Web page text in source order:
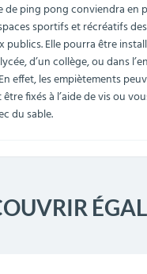
de ping pong conviendra en
sportifs et récréatifs
publics. Elle pourra être
d’un collège, ou dans
effet, les empiètements
fixés à l’aide de vis ou
du sable.